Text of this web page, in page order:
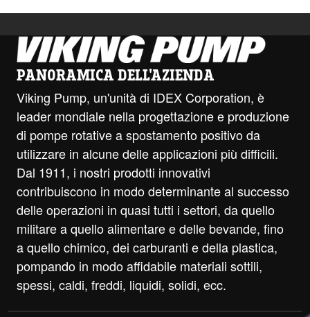
PANORAMICA DELL'AZIENDA
Viking Pump, un'unità di IDEX Corporation, è
leader mondiale nella progettazione e produzione
di pompe rotative a spostamento positivo da
utilizzare in alcune delle applicazioni più difficili.
Dal 1911, i nostri prodotti innovativi
contribuiscono in modo determinante al successo
delle operazioni in quasi tutti i settori, da quello
militare a quello alimentare e delle bevande, fino
a quello chimico, dei carburanti e della plastica,
pompando in modo affidabile materiali sottili,
spessi, caldi, freddi, liquidi, solidi, ecc.